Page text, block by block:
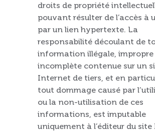
droits de propriété
pouvant résulter de l’accès à
par un lien hypertexte. La
responsabilité découlant de
information illégale, impropre
incomplète contenue sur un
Internet de tiers, et en
tout dommage causé par
ou la non-utilisation de ces
informations, est imputable
uniquement à l’éditeur du